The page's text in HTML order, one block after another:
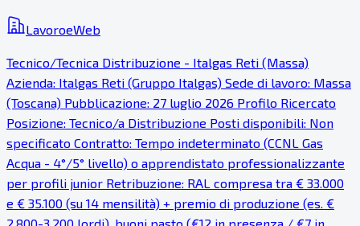
LavoroeWeb
Tecnico/Tecnica Distribuzione - Italgas Reti (Massa)
Azienda: Italgas Reti (Gruppo Italgas) Sede di lavoro: Massa
(Toscana) Pubblicazione: 27 luglio 2026 Profilo Ricercato
Posizione: Tecnico/a Distribuzione Posti disponibili: Non
specificato Contratto: Tempo indeterminato (CCNL Gas
Acqua - 4°/5° livello) o apprendistato professionalizzante
per profili junior Retribuzione: RAL compresa tra € 33.000
e € 35.100 (su 14 mensilità) + premio di produzione (es. €
2.800-3.200 lordi), buoni pasto (€12 in presenza / €7 in